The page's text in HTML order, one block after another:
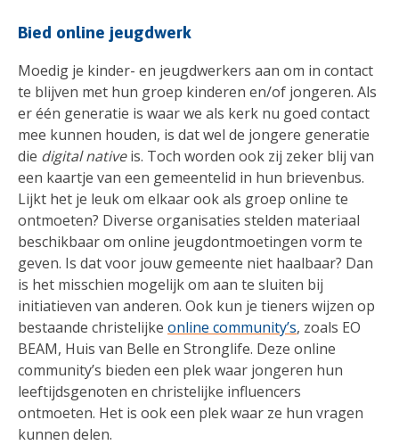
Bied online jeugdwerk
Moedig je kinder- en jeugdwerkers aan om in contact
te blijven met hun groep kinderen en/of jongeren. Als
er één generatie is waar we als kerk nu goed contact
mee kunnen houden, is dat wel de jongere generatie
die digital nativeis. Toch worden ook zij zeker blij van
een kaartje van een gemeentelid in hun brievenbus.
Lijkt het je leuk om elkaar ook als groep online te
ontmoeten? Diverse organisaties stelden materiaal
beschikbaar om online jeugdontmoetingen vorm te
geven. Is dat voor jouw gemeente niet haalbaar? Dan
is het misschien mogelijk om aan te sluiten bij
initiatieven van anderen. Ook kun je tieners wijzen op
bestaande christelijke online community’s, zoals EO
BEAM, Huis van Belle en Stronglife. Deze online
community’s bieden een plek waar jongeren hun
leeftijdsgenoten en christelijke influencers
ontmoeten. Het is ook een plek waar ze hun vragen
kunnen delen.